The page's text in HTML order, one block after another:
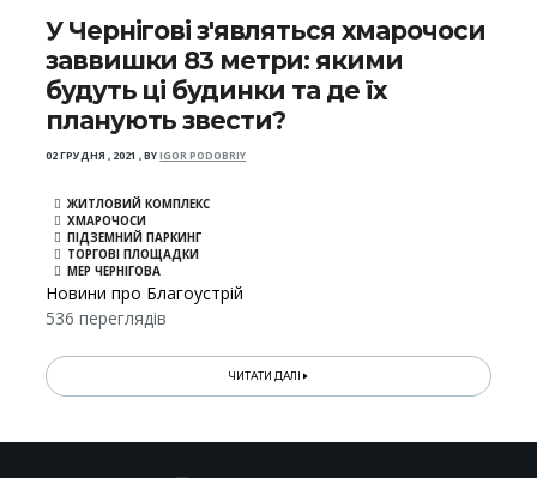
У Чернігові з'являться хмарочоси
заввишки 83 метри: якими
будуть ці будинки та де їх
планують звести?
02 ГРУДНЯ , 2021 ,BYIGOR PODOBRIY
ЖИТЛОВИЙ КОМПЛЕКС
ХМАРОЧОСИ
ПІДЗЕМНИЙ ПАРКИНГ
ТОРГОВІ ПЛОЩАДКИ
МЕР ЧЕРНІГОВА
Новини про Благоустрій
536 переглядів
ЧИТАТИ ДАЛІ